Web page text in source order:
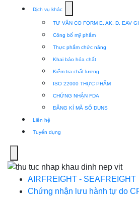
Dịch vụ khác
submenu
for
Dịch
vụ
khác
TƯ VẤN CO FORM E, AK, D, EAV
Công bố mỹ phẩm
Thực phẩm chức năng
Khai báo hóa chất
Kiểm tra chất lượng
ISO 22000 THỰC PHẨM
CHỨNG NHẬN FDA
ĐĂNG KÍ MÃ SỐ DUNS
Liên hệ
Tuyển dụng
AIRFREIGHT - SEAFREIGHT
Chứng nhận lưu hành tự do